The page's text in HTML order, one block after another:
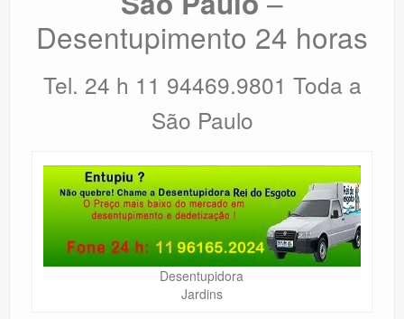
Desentupimento 24 horas
Tel. 24 h 11 94469.9801 Toda a
São Paulo
Desentupidora
Jardins